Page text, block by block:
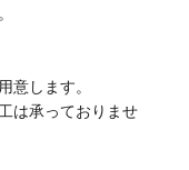
します。
は承っておりませ